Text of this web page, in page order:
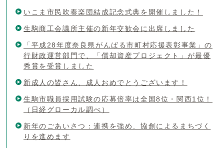
いこま市民吹奏楽団結成記念式典を開催しました！
生駒商工会議所主催の新年交歓会に出席しました
「平成28年度奈良県がんばる市町村応援表彰事業」の
行財政運営部門で、「償却資産プロジェクト」が最優
秀賞を受賞しました
新成人の皆さん、成人おめでとうございます！
生駒市職員採用試験の応募倍率は全国8位・関西1位！
（日経グローカル調べ）
新年のごあいさつ：連携を強め、協創によるまちづく
りを進めます